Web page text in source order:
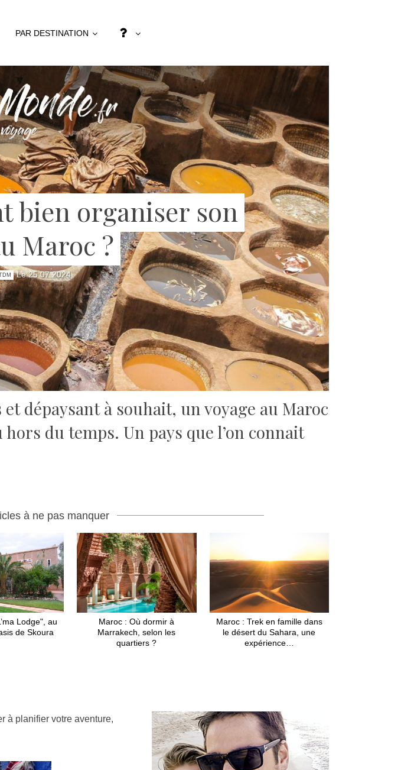
PAR DESTINATION
bien organiser son
Maroc ?
Le 25 07 2024
dépaysant à souhait, un voyage au Maroc
du temps. Un pays que l’on connait
à ne pas manquer
Lodge", au
de Skoura
Maroc : Où dormir à
Marrakech, selon les
quartiers ?
Maroc : Trek en famille dans
le désert du Sahara, une
expérience…
à planifier votre aventure,